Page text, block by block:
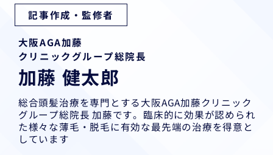
記事作成・監修者
大阪AGA加藤
クリニックグループ総院長
加藤 健太郎
総合頭髪治療を専門とする大阪AGA加藤クリニック
グループ総院長 加藤です。臨床的に効果が認められ
た様々な薄毛・脱毛に有効な最先端の治療を得意と
しています